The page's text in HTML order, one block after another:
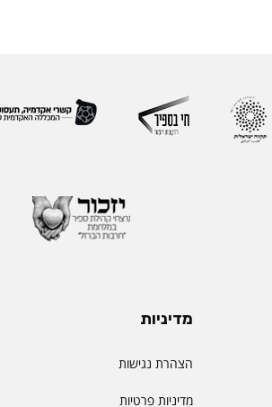
מדיניות
הצהרת נגישות
מדיניות פרטיות